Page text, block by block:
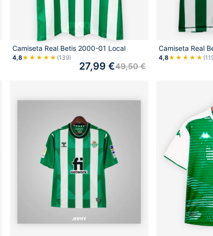
Camiseta Real Betis 2000-01 Local
4,8★★★★★ (139)
49,50€
27,99 €
Camiseta Real
4,8★★★★★